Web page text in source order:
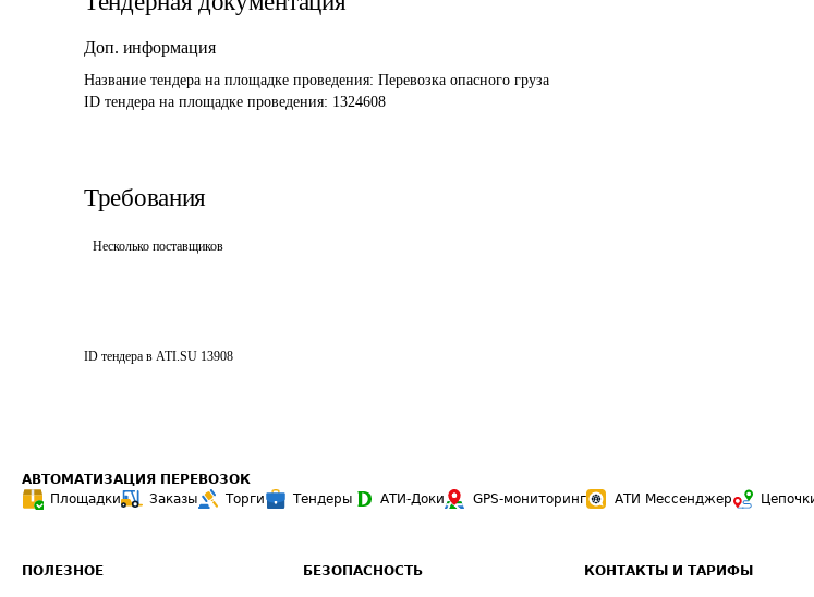
Доп. информация
Название тендера на площадке проведения: Перевозка опасного груза
ID тендера на площадке проведения: 1324608
Требования
Несколько поставщиков
ID тендера в ATI.SU 13908
АВТОМАТИЗАЦИЯ ПЕРЕВОЗОК
Площадки
Заказы Торги Тендеры АТИ-Доки GPS-мониторинг АТИ Мессенджер
ПОЛЕЗНОЕ БЕЗОПАСНОСТЬ КОНТАКТЫ И ТАРИФЫ